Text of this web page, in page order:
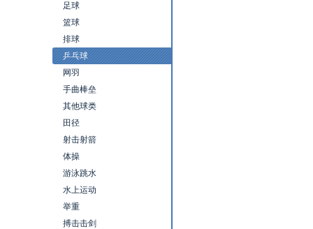
足球
篮球
排球
乒乓球
网羽
手曲棒垒
其他球类
田径
射击射箭
体操
游泳跳水
水上运动
举重
搏击击剑